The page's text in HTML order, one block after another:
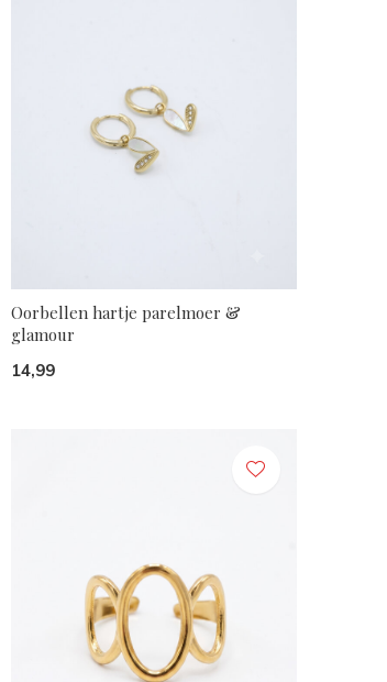
Oorbellen hartje parelmoer &
glamour
14,99